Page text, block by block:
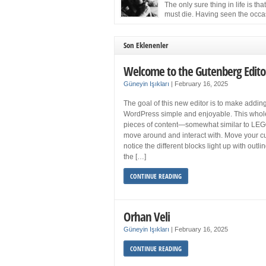
and still feel fatigued when your […]
The only sure thing in life is that
must die. Having seen the
the Cuban Revolution would succumb to that
Son Eklenenler
Welcome to the Gutenberg
Güneyin Işıkları February 16, 2025
The goal of this new editor is to make
WordPress simple and enjoyable. This
pieces of content—somewhat similar to
move around and interact with. Move your
notice the different blocks light up with
the […]
CONTINUE READING
Orhan Veli
Güneyin Işıkları February 16, 2025
CONTINUE READING